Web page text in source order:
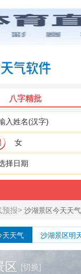
八字精批
女
预报> 沙湖景区今天天气
天天气 沙湖景区明
区 [切换]